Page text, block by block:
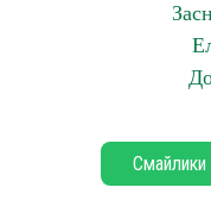
Смайлики